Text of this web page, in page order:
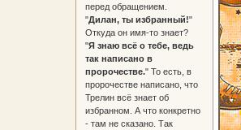
перед обращением.
"Дилан, ты избранный!"
Откуда он имя-то знает?
"Я знаю всё о тебе, ведь
так написано в
пророчестве." То есть, в
пророчестве написано, что
Трелин всё знает об
избранном. А что конкретно
- там не сказано. Так